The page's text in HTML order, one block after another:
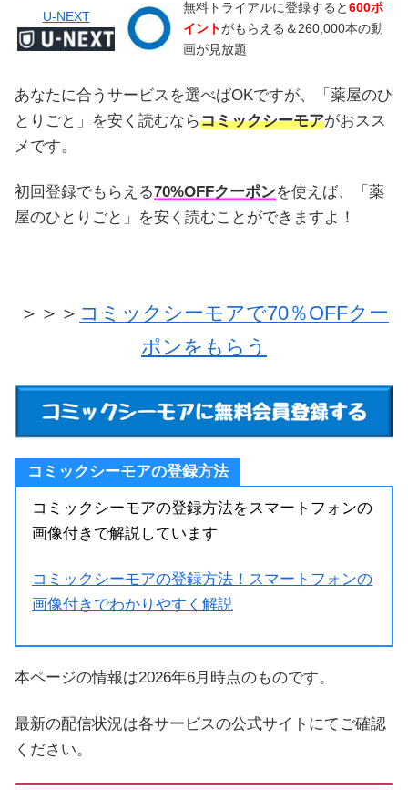
U-NEXT
無料トライアルに登録すると 600ポ
イントがもらえる＆260,000本の動
画が見放題
あなたに合うサービスを選べばOKですが、「薬屋のひ
とりごと」を安く読むならコミックシーモアがおスス
メです。
初回登録でもらえる70%OFFクーポンを使えば、「薬
屋のひとりごと」を安く読むことができますよ！
＞＞＞ コミックシーモアで70％OFFクー
ポンをもらう
コミックシーモアの登録方法
コミックシーモアの登録方法をスマートフォンの
画像付きで解説しています
コミックシーモアの登録方法！スマートフォンの
画像付きでわかりやすく解説
本ページの情報は2026年6月時点のものです。
最新の配信状況は各サービスの公式サイトにてご確認
ください。